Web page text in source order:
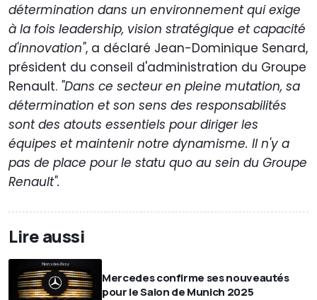
détermination dans un environnement qui exige
à la fois leadership, vision stratégique et capacité
d'innovation", a déclaré Jean-Dominique Senard,
président du conseil d'administration du Groupe
Renault. "Dans ce secteur en pleine mutation, sa
détermination et son sens des responsabilités
sont des atouts essentiels pour diriger les
équipes et maintenir notre dynamisme. Il n'y a
pas de place pour le statu quo au sein du Groupe
Renault".
Lire aussi
Mercedes confirme ses nouveautés
pour le Salon de Munich 2025